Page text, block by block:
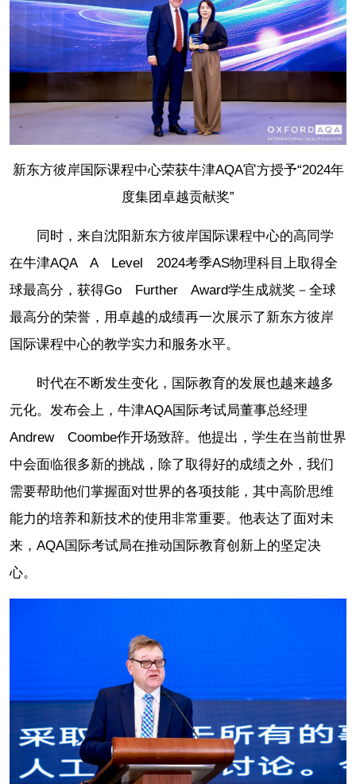
新东方彼岸国际课程中心荣获牛津AQA官方授予“2024年
度集团卓越贡献奖”
同时，来自沈阳新东方彼岸国际课程中心的高同学
在牛津AQA A Level 2024考季AS物理科目上取得全
球最高分，获得Go Further Award学生成就奖－全球
最高分的荣誉，用卓越的成绩再一次展示了新东方彼岸
国际课程中心的教学实力和服务水平。
时代在不断发生变化，国际教育的发展也越来越多
元化。发布会上，牛津AQA国际考试局董事总经理
Andrew Coombe作开场致辞。他提出，学生在当前世界
中会面临很多新的挑战，除了取得好的成绩之外，我们
需要帮助他们掌握面对世界的各项技能，其中高阶思维
能力的培养和新技术的使用非常重要。他表达了面对未
来，AQA国际考试局在推动国际教育创新上的坚定决
心。